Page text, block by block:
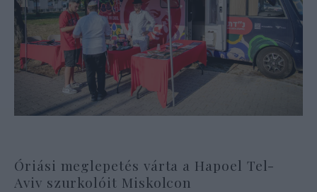
Óriási meglepetés várta a Hapoel Tel-
Aviv szurkolóit Miskolcon